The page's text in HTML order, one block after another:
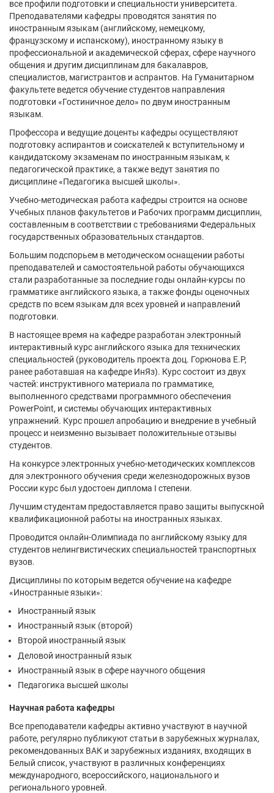
все профили подготовки и специальности университета.
Преподавателями кафедры проводятся занятия по
иностранным языкам (английскому, немецкому,
французскому и испанскому), иностранному языку в
профессиональной и академической сферах, сфере научного
общения и другим дисциплинам для бакалавров,
специалистов, магистрантов и аспрантов. На Гуманитарном
факультете ведется обучение студентов направления
подготовки «Гостиничное дело» по двум иностранным
языкам.
Профессора и ведущие доценты кафедры осуществляют
подготовку аспирантов и соискателей к вступительному и
кандидатскому экзаменам по иностранным языкам, к
педагогической практике, а также ведут занятия по
дисциплине «Педагогика высшей школы».
Учебно-методическая работа кафедры строится на основе
Учебных планов факультетов и Рабочих программ дисциплин,
составленным в соответствии с требованиями Федеральных
государственных образовательных стандартов.
Большим подспорьем в методическом оснащении работы
преподавателей и самостоятельной работы обучающихся
стали разработанные за последние годы онлайн-курсы по
грамматике английского языка, а также фонды оценочных
средств по всем языкам для всех уровней и направлений
подготовки.
В настоящее время на кафедре разработан электронный
интерактивный курс английского языка для технических
специальностей (руководитель проекта доц. Горюнова Е.Р,
ранее работавшая на кафедре ИнЯз). Курс состоит из двух
частей: инструктивного материала по грамматике,
выполненного средствами программного обеспечения
PowerPoint, и системы обучающих интерактивных
упражнений. Курс прошел апробацию и внедрение в учебный
процесс и неизменно вызывает положительные отзывы
студентов.
На конкурсе электронных учебно-методических комплексов
для электронного обучения среди железнодорожных вузов
России курс был удостоен диплома I степени.
Лучшим студентам предоставляется право защиты выпускной
квалификационной работы на иностранных языках.
Проводится онлайн-Олимпиада по английскому языку для
студентов нелингвистических специальностей транспортных
вузов.
Дисциплины по которым ведется обучение на кафедре
«Иностранные языки»:
Иностранный язык
Иностранный язык (второй)
Второй иностранный язык
Деловой иностранный язык
Иностранный язык в сфере научного общения
Педагогика высшей школы
Научная работа кафедры
Все преподаватели кафедры активно участвуют в научной
работе, регулярно публикуют статьи в зарубежных журналах,
рекомендованных ВАК и зарубежных изданиях, входящих в
Белый список, участвуют в различных конференциях
международного, всероссийского, национального и
регионального уровней.